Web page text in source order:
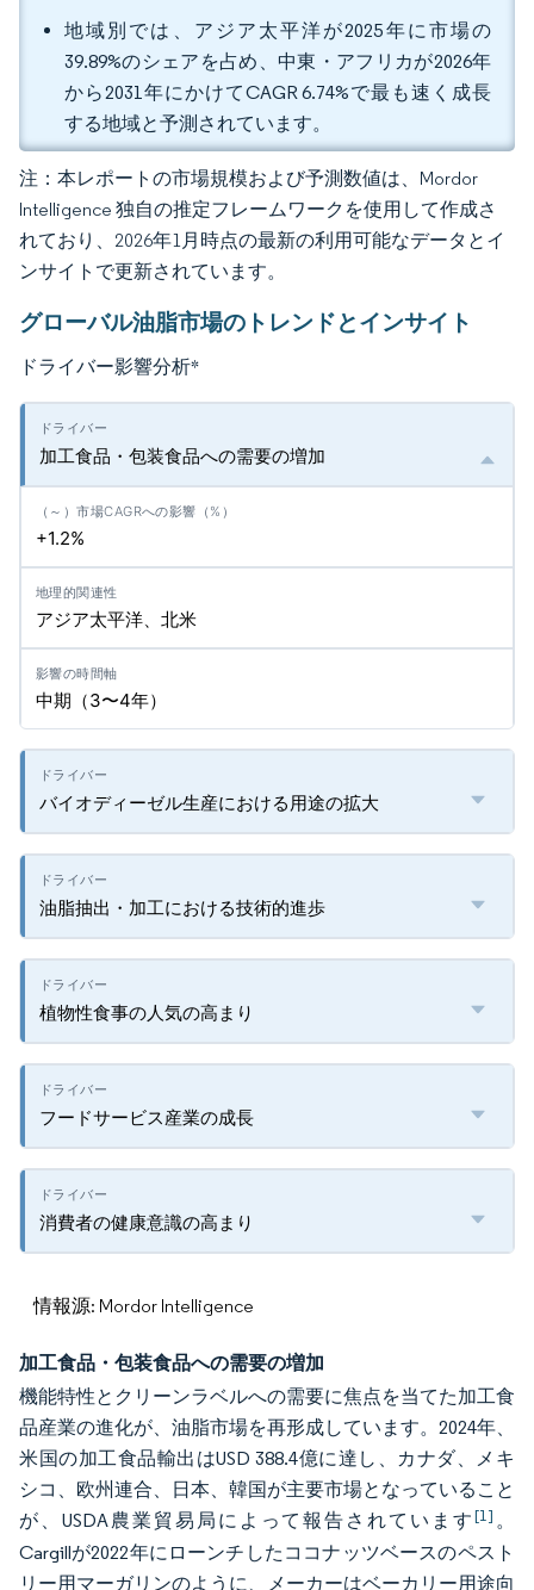
地域別では、アジア太平洋が2025年に市場の
39.89%のシェアを占め、中東・アフリカが2026年
から2031年にかけてCAGR 6.74%で最も速く成長
する地域と予測されています。
注：本レポートの市場規模および予測数値は、Mordor
Intelligence 独自の推定フレームワークを使用して作成さ
れており、2026年1月時点の最新の利用可能なデータとイ
ンサイトで更新されています。
グローバル油脂市場のトレンドとインサイト
ドライバー影響分析*
加工食品・包装食品への需要の増加
+1.2%
アジア太平洋、北米
中期（3〜4年）
バイオディーゼル生産における用途の拡大
油脂抽出・加工における技術的進歩
植物性食事の人気の高まり
フードサービス産業の成長
消費者の健康意識の高まり
情報源: Mordor Intelligence
加工食品・包装食品への需要の増加
機能特性とクリーンラベルへの需要に焦点を当てた加工食
品産業の進化が、油脂市場を再形成しています。2024年、
米国の加工食品輸出はUSD 388.4億に達し、カナダ、メキ
シコ、欧州連合、日本、韓国が主要市場となっていること
が、USDA農業貿易局によって報告されています[1] 。
Cargillが2022年にローンチしたココナッツベースのペスト
リー用マーガリンのように、メーカーはベーカリー用途向